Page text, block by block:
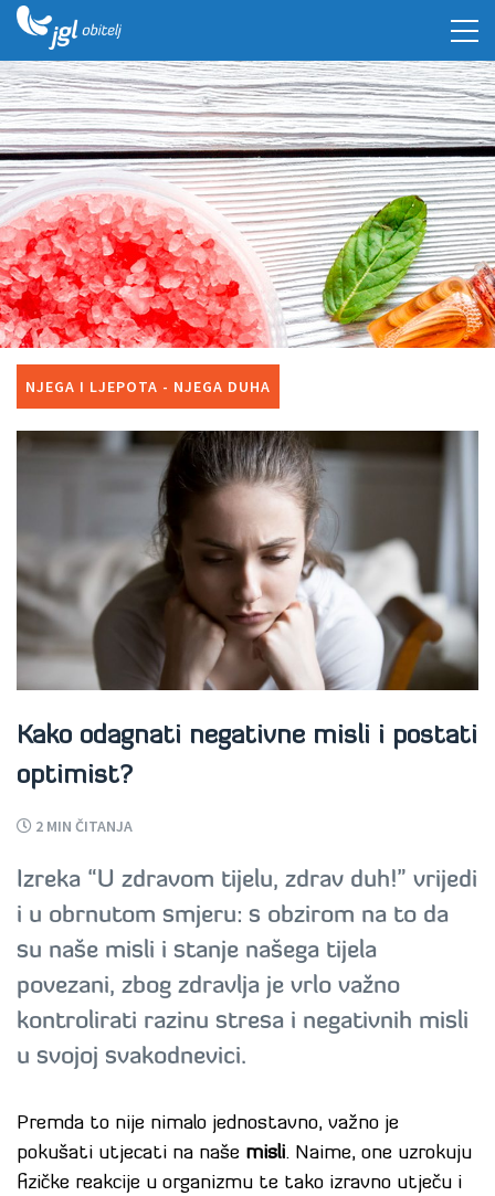
NJEGA I LJEPOTA - NJEGA DUHA
Kako odagnati negativne misli i postati
optimist?
2 MIN ČITANJA
Izreka “U zdravom tijelu, zdrav duh!” vrijedi
i u obrnutom smjeru: s obzirom na to da
su naše misli i stanje našega tijela
povezani, zbog zdravlja je vrlo važno
kontrolirati razinu stresa i negativnih misli
u svojoj svakodnevici.
Premda to nije nimalo jednostavno, važno je
pokušati utjecati na naše misli. Naime, one uzrokuju
fizičke reakcije u organizmu te tako izravno utječu i